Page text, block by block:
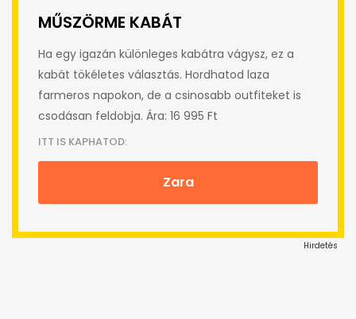
MŰSZÖRME KABÁT
Ha egy igazán különleges kabátra vágysz, ez a
kabát tökéletes választás. Hordhatod laza
farmeros napokon, de a csinosabb outfiteket is
csodásan feldobja. Ára: 16 995 Ft
ITT IS KAPHATOD:
Zara
Hirdetés